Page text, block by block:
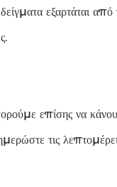
εξαρτάται από
επίσης να
τις